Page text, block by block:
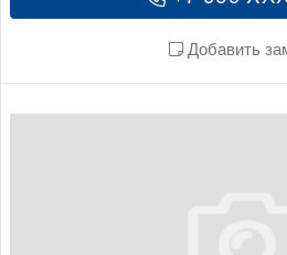
Добавить